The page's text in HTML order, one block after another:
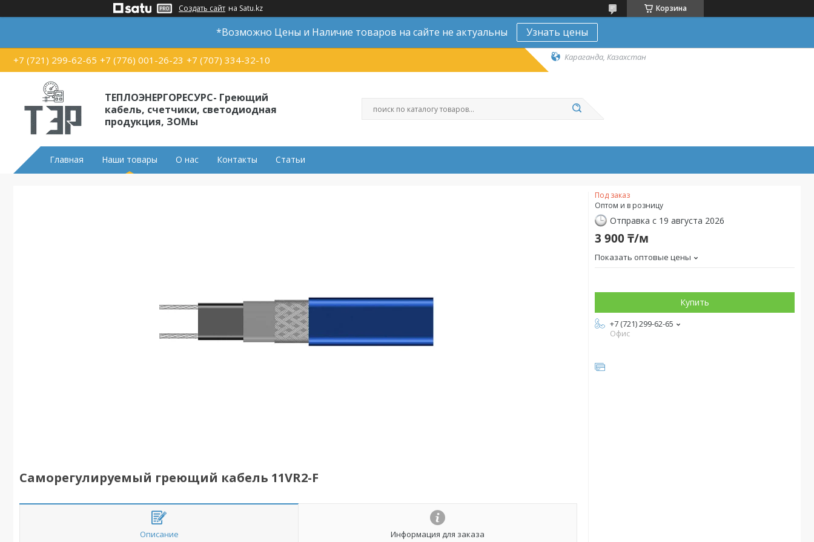
Создать сайт на Satu.kz Корзина
*Возможно Цены и Наличие товаров на сайте не актуальны Узнать цены
+7 (721) 299-62-65 +7 (776) 001-26-23 +7 (707) 334-32-10 Караганда, Казахстан
ТЕПЛОЭНЕРГОРЕСУРС- Греющий
кабель, счетчики, светодиодная
продукция, ЗОМы
Главная Наши товары О нас Контакты Статьи
Саморегулируемый греющий кабель 11VR2-F
Описание Информация для заказа
Под заказ
Оптом и в розницу
Отправка с 19 августа 2026
3 900 ₸/м
Показать оптовые цены
Купить
+7 (721) 299-62-65
Офис